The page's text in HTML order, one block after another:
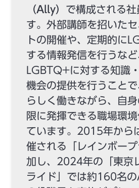
（Ally） で構成される
す。外部講師を招いた
トの開催や、定期的に
する情報発信を行うな
LGBTQ+に対する知識
機会の提供を行うこと
らしく働きながら、自
限に発揮できる職場環
ています。2015年から
催される「レインボー
加し、2024年の「東京
ライド」では約160名